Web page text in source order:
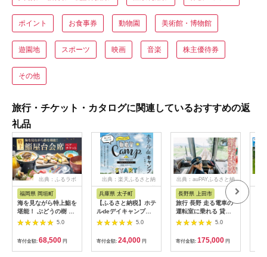
ポイント お食事券 動物園 美術館・博物館
遊園地 スポーツ 映画 音楽 株主優待券
その他
旅行・チケット・カタログに関連しているおすすめの返
礼品
出典：ふるラボ
福岡県 岡垣町
海を見ながら特上鮨を
堪能！ ぶどうの樹 鮨
屋台ペア お食事券 海
鮮 海 屋台 食事 ペア
福岡県 岡垣町
5.0
寄付金額: 68,500 円
出典：楽天ふるさと納
税
兵庫県 太子町
【ふるさと納税】ホテ
ルdeデイキャンプ体
験チケット
【1364991】
5.0
寄付金額: 24,000 円
出典：auPAYふるさと納
長野県 上田市
旅行 長野 走る電車の
運転室に乗れる 貸切
列車でお仕事体験 体
験 チケット 電車 鉄道
列車 サービス 子供 子
ども こども 家族 長野
県
5.0
寄付金額: 175,000 円